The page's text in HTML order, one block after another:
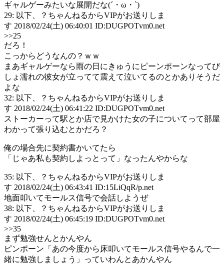
ギャルゲーみたいな展開だな(´・ω・`)
29: 以下、？ちゃんねるからVIPがお送りしま
す 2018/02/24(土) 06:40:01 ID:DUGPOTvm0.net
>>25
だろ！
こっからどうなんの？ｗｗ
まあギャルゲーなら雨の日にきゅうにピーンポーンなってび
しょ濡れの彼女が立ってて震えて泣いてるのとかありそうだ
よな
32: 以下、？ちゃんねるからVIPがお送りしま
す 2018/02/24(土) 06:41:22 ID:DUGPOTvm0.net
ストーカーって駅とか店で見かけた女の子についてって部屋
わかって張り込むとかだろ？
俺の場合先に契約書かいてたら
「じゃあ私も契約しよっとって」なったんやからな
35: 以下、？ちゃんねるからVIPがお送りしま
す 2018/02/24(土) 06:43:41 ID:15LiQqR/p.net
地面叩いてモールス信号で会話しようぜ
38: 以下、？ちゃんねるからVIPがお送りしま
す 2018/02/24(土) 06:45:19 ID:DUGPOTvm0.net
>>35
まず勉強せんとかんやん
ピンポーン「あの今度から床叩いてモールス信号やるんで一
緒に勉強しましょう」っていわんとあかんやん